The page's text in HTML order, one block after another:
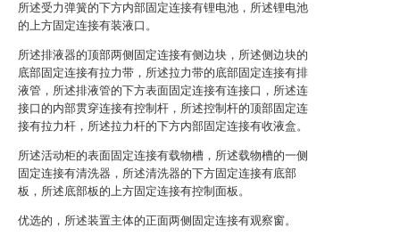
所述受力弹簧的下方内部固定连接有锂电池，所述锂电池
的上方固定连接有装液口。
所述排液器的顶部两侧固定连接有侧边块，所述侧边块的
底部固定连接有拉力带，所述拉力带的底部固定连接有排
液管，所述排液管的下方表面固定连接有连接口，所述连
接口的内部贯穿连接有控制杆，所述控制杆的顶部固定连
接有拉力杆，所述拉力杆的下方内部固定连接有收液盒。
所述活动柜的表面固定连接有载物槽，所述载物槽的一侧
固定连接有清洗器，所述清洗器的下方固定连接有底部
板，所述底部板的上方固定连接有控制面板。
优选的，所述装置主体的正面两侧固定连接有观察窗。